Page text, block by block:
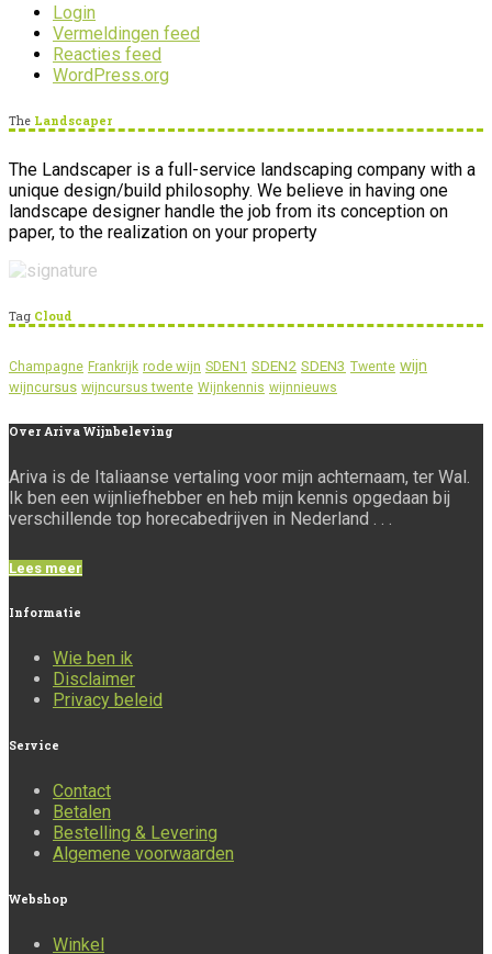
Login
Vermeldingen feed
Reacties feed
WordPress.org
The Landscaper
The Landscaper is a full-service landscaping company with a
unique design/build philosophy. We believe in having one
landscape designer handle the job from its conception on
paper, to the realization on your property
Tag Cloud
Champagne Frankrijk rode wijn SDEN1 SDEN2 SDEN3 Twente wijn
wijncursus wijncursus twente Wijnkennis wijnnieuws
Over Ariva Wijnbeleving
Ariva is de Italiaanse vertaling voor mijn achternaam, ter Wal.
Ik ben een wijnliefhebber en heb mijn kennis opgedaan bij
verschillende top horecabedrijven in Nederland . . .
Lees meer
Informatie
Wie ben ik
Disclaimer
Privacy beleid
Service
Contact
Betalen
Bestelling & Levering
Algemene voorwaarden
Webshop
Winkel